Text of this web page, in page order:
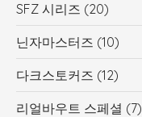
SFZ 시리즈 (20)
닌자마스터즈 (10)
다크스토커즈 (12)
리얼바우트 스페셜 (7)